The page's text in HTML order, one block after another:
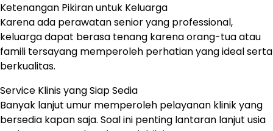
Ketenangan Pikiran untuk Keluarga
Karena ada perawatan senior yang professional,
keluarga dapat berasa tenang karena orang-tua atau
famili tersayang memperoleh perhatian yang ideal serta
berkualitas.
Service Klinis yang Siap Sedia
Banyak lanjut umur memperoleh pelayanan klinik yang
bersedia kapan saja. Soal ini penting lantaran lanjut usia